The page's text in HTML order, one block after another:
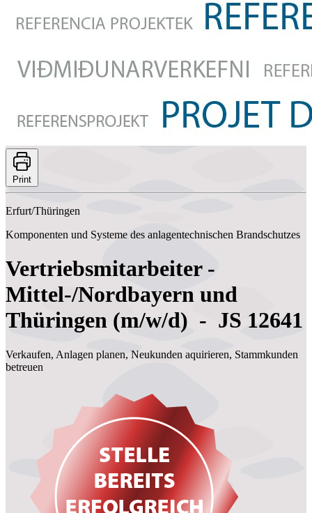
Print
Erfurt/Thüringen
Komponenten und Systeme des anlagentechnischen Brandschutzes
Vertriebsmitarbeiter -
Mittel-/Nordbayern und
Thüringen (m/w/d) - JS 12641
Verkaufen, Anlagen planen, Neukunden aquirieren, Stammkunden
betreuen